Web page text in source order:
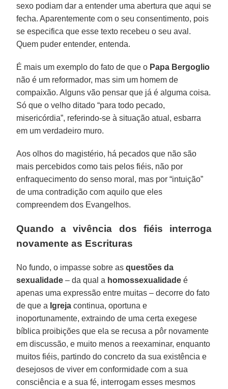
sexo podiam dar a entender uma abertura que aqui se
fecha. Aparentemente com o seu consentimento, pois
se especifica que esse texto recebeu o seu aval.
Quem puder entender, entenda.
É mais um exemplo do fato de que o Papa Bergoglio
não é um reformador, mas sim um homem de
compaixão. Alguns vão pensar que já é alguma coisa.
Só que o velho ditado “para todo pecado,
misericórdia”, referindo-se à situação atual, esbarra
em um verdadeiro muro.
Aos olhos do magistério, há pecados que não são
mais percebidos como tais pelos fiéis, não por
enfraquecimento do senso moral, mas por “intuição”
de uma contradição com aquilo que eles
compreendem dos Evangelhos.
Quando a vivência dos fiéis interroga
novamente as Escrituras
No fundo, o impasse sobre asquestões da
sexualidade – da qual a homossexualidade é
apenas uma expressão entre muitas – decorre do fato
de que a Igreja continua, oportuna e
inoportunamente, extraindo de uma certa exegese
bíblica proibições que ela se recusa a pôr novamente
em discussão, e muito menos a reexaminar, enquanto
muitos fiéis, partindo do concreto da sua existência e
desejosos de viver em conformidade com a sua
consciência e a sua fé, interrogam esses mesmos